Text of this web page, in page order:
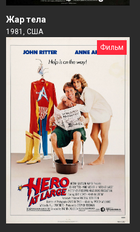
Жар тела
1981, США
Фильм